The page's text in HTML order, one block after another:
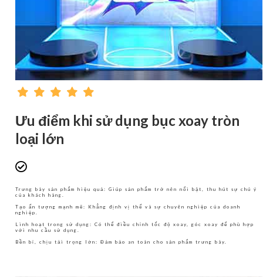
Ưu điểm khi sử dụng bục xoay tròn
loại lớn
Trưng bày sản phẩm hiệu quả: Giúp sản phẩm trở nên nổi bật, thu hút sự chú ý
của khách hàng.
Tạo ấn tượng mạnh mẽ: Khẳng định vị thế và sự chuyên nghiệp của doanh
nghiệp.
Linh hoạt trong sử dụng: Có thể điều chỉnh tốc độ xoay, góc xoay để phù hợp
với nhu cầu sử dụng.
Bền bỉ, chịu tải trọng lớn: Đảm bảo an toàn cho sản phẩm trưng bày.